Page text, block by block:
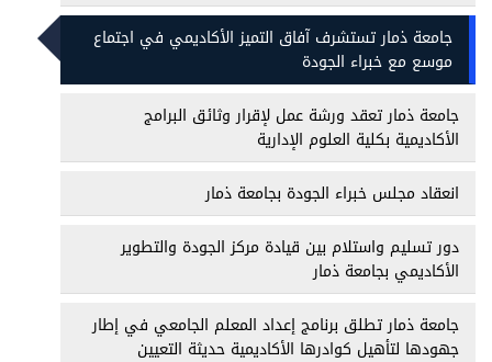
جامعة ذمار تستشرف آفاق التميز الأكاديمي في اجتماع
موسع مع خبراء الجودة
جامعة ذمار تعقد ورشة عمل لإقرار وثائق البرامج
الأكاديمية بكلية العلوم الإدارية
انعقاد مجلس خبراء الجودة بجامعة ذمار
دور تسليم واستلام بين قيادة مركز الجودة والتطوير
الأكاديمي بجامعة ذمار
جامعة ذمار تطلق برنامج إعداد المعلم الجامعي في إطار
جهودها لتأهيل كوادرها الأكاديمية حديثة التعيين